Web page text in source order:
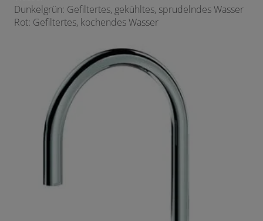
Dunkelgrün: Gefiltertes, gekühltes, sprudelndes Wasser
Rot: Gefiltertes, kochendes Wasser